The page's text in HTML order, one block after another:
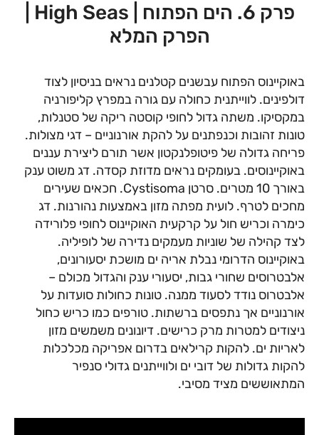
הפרק המלא
באוקיינוס הפתוח עבשנים קטלנים נראים בניסיון לצוד
דולפינים. לווייתנית כחולה עם גורה במפרץ קליפורניה
במקסיקו. משתה גדול לחופי קוסטה ריקה של סטנלות,
טונות זהובות וכנפתנים על להקת אורנוניים – דגי מצולות.
פריחה גדולה של פיטופלנקטון אשר תורם ליצירת עננים
באוקיינוסים. בעומקים נראים מדוזת קסדה. דג משוט ענק
באורך 10 מטרים. סרטן Cystisoma. חכאים שעירים
מחכים לטרף. לועית מפתה מזון באמצעות נהורנות. דג
כימרה וכריש חול על קרקעית האוקיינוס לחופי פלורידה
לצד קהילה של שוניות מעמקים נדירה של לופיליה.
באוקיינוס הדרומי נבלת אריה ים מושכת יסעורונים,
אלבטרוסים שחורי גבות, יסעורי ענק והגדול מכולם –
אלבטרוס נודד לסעוד ממנה. טונות כחולות סועדות על
אורנוניים אך נתפסים ברשתות. טורפים כמו כריש כחול
ניצודים למטרות מרק כרישים. דיונונים משמשים מזון
לאריות ים. להקות קרילאים בדרום אפריקה מכלכלות
להקות גדולות של דובי ים ולווייתנים גדולי סנפיר
המתאוששים מציד מסיבי.